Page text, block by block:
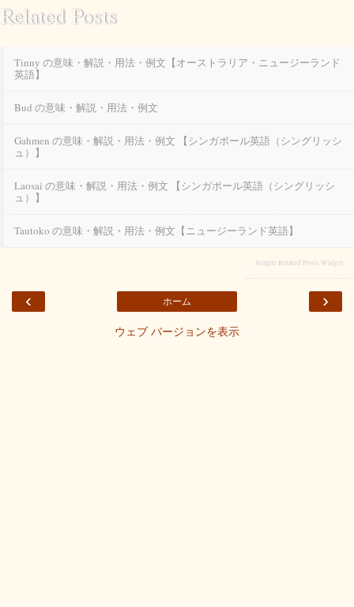
Related Posts
Tinny の意味・解説・用法・例文【オーストラリア・ニュージーランド
英語】
Bud の意味・解説・用法・例文
Gahmen の意味・解説・用法・例文 【シンガポール英語（シングリッシ
ュ）】
Laosai の意味・解説・用法・例文 【シンガポール英語（シングリッシ
ュ）】
Tautoko の意味・解説・用法・例文【ニュージーランド英語】
Simple Related Posts Widget
‹ ›
ホーム
ウェブ バージョンを表示